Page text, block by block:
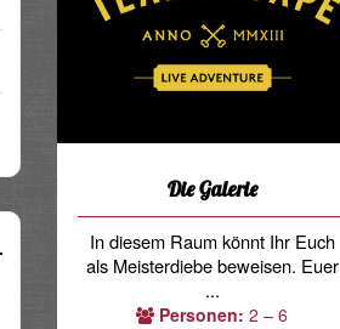
Die Galerie
In diesem Raum könnt Ihr Euch
als Meisterdiebe beweisen. Euer
...
Personen: 2 – 6